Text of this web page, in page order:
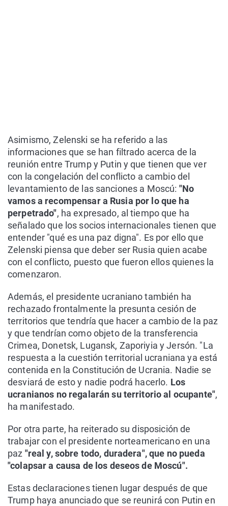
Asimismo, Zelenski se ha referido a las
informaciones que se han filtrado acerca de la
reunión entre Trump y Putin y que tienen que ver
con la congelación del conflicto a cambio del
levantamiento de las sanciones a Moscú: "No
vamos a recompensar a Rusia por lo que ha
perpetrado", ha expresado, al tiempo que ha
señalado que los socios internacionales tienen que
entender "qué es una paz digna". Es por ello que
Zelenski piensa que deber ser Rusia quien acabe
con el conflicto, puesto que fueron ellos quienes la
comenzaron.
Además, el presidente ucraniano también ha
rechazado frontalmente la presunta cesión de
territorios que tendría que hacer a cambio de la paz
y que tendrían como objeto de la transferencia
Crimea, Donetsk, Lugansk, Zaporiyia y Jersón. "La
respuesta a la cuestión territorial ucraniana ya está
contenida en la Constitución de Ucrania. Nadie se
desviará de esto y nadie podrá hacerlo. Los
ucranianos no regalarán su territorio al ocupante",
ha manifestado.
Por otra parte, ha reiterado su disposición de
trabajar con el presidente norteamericano en una
paz "real y, sobre todo, duradera", que no pueda
"colapsar a causa de los deseos de Moscú".
Estas declaraciones tienen lugar después de que
Trump haya anunciado que se reunirá con Putin en